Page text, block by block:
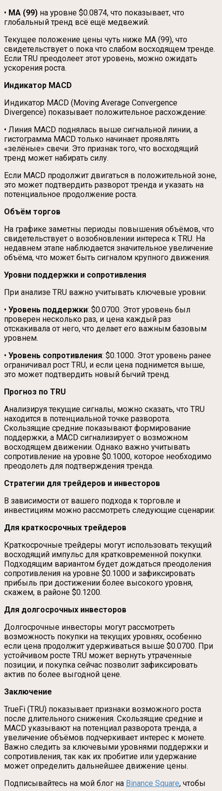
• MA (99) на уровне $0.0874, что показывает, что
глобальный тренд всё ещё медвежий.
Текущее положение цены чуть ниже MA (99), что
свидетельствует о пока что слабом восходящем тренде.
Если TRU преодолеет этот уровень, можно ожидать
ускорения роста.
Индикатор MACD
Индикатор MACD (Moving Average Convergence
Divergence) показывает положительное расхождение:
• Линия MACD поднялась выше сигнальной линии, а
гистограмма MACD только начинает проявлять
«зелёные» свечи. Это признак того, что восходящий
тренд может набирать силу.
Если MACD продолжит двигаться в положительной зоне,
это может подтвердить разворот тренда и указать на
потенциальное продолжение роста.
Объём торгов
На графике заметны периоды повышения объёмов, что
свидетельствует о возобновлении интереса к TRU. На
недавнем этапе наблюдается значительное увеличение
объёма, что может быть сигналом крупного движения.
Уровни поддержки и сопротивления
При анализе TRU важно учитывать ключевые уровни:
• Уровень поддержки: $0.0700. Этот уровень был
проверен несколько раз, и цена каждый раз
отскакивала от него, что делает его важным базовым
уровнем.
• Уровень сопротивления: $0.1000. Этот уровень ранее
ограничивал рост TRU, и если цена поднимется выше,
это может подтвердить новый бычий тренд.
Прогноз по TRU
Анализируя текущие сигналы, можно сказать, что TRU
находится в потенциальной точке разворота.
Скользящие средние показывают формирование
поддержки, а MACD сигнализирует о возможном
восходящем движении. Однако важно учитывать
сопротивление на уровне $0.1000, которое необходимо
преодолеть для подтверждения тренда.
Стратегии для трейдеров и инвесторов
В зависимости от вашего подхода к торговле и
инвестициям можно рассмотреть следующие сценарии:
Для краткосрочных трейдеров
Краткосрочные трейдеры могут использовать текущий
восходящий импульс для кратковременной покупки.
Подходящим вариантом будет дождаться преодоления
сопротивления на уровне $0.1000 и зафиксировать
прибыль при достижении более высокого уровня,
скажем, в районе $0.1200.
Для долгосрочных инвесторов
Долгосрочные инвесторы могут рассмотреть
возможность покупки на текущих уровнях, особенно
если цена продолжит удерживаться выше $0.0700. При
устойчивом росте TRU может вернуть утраченные
позиции, и покупка сейчас позволит зафиксировать
актив по более выгодной цене.
Заключение
TrueFi (TRU) показывает признаки возможного роста
после длительного снижения. Скользящие средние и
MACD указывают на потенциал разворота тренда, а
увеличение объёмов подчеркивает интерес к монете.
Важно следить за ключевыми уровнями поддержки и
сопротивления, так как их пробитие или удержание
может определить дальнейшее движение цены.
Подписывайтесь на мой блог на Binance Square, чтобы